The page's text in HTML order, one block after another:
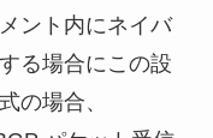
ント内にネイバ
る場合にこの設
の場合、